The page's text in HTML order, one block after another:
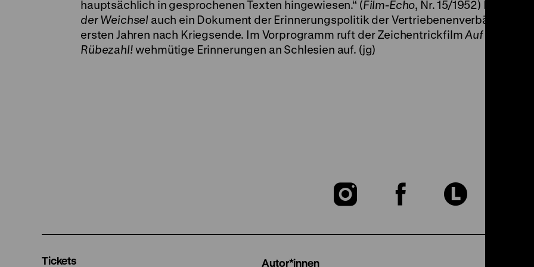
hauptsächlich in gesprochenen Texten hingewiesen.“ (Film-Echo, Nr. 15/1952) Heute ist
der Weichsel auch ein Dokument der Erinnerungspolitik der Vertriebenenverbände in
ersten Jahren nach Kriegsende. Im Vorprogramm ruft der ZeichentrickfilmAuf
Rübezahl!wehmütige Erinnerungen an Schlesien auf. (jg)
Zu
Zu
Zu
Tickets Autor*innen